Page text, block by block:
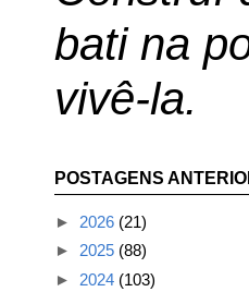
bati na
vivê-la.
POSTAGENS
► 2026 (21)
► 2025 (88)
► 2024 (103)